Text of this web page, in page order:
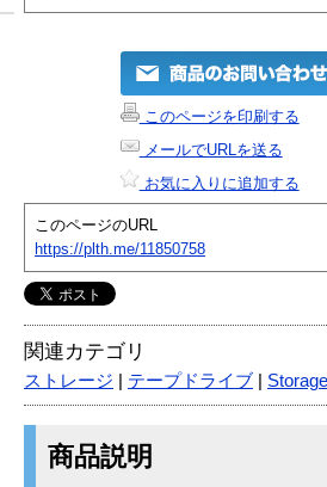
このページを印刷する
メールでURLを送る
お気に入りに追加する
このページのURL
https://plth.me/11850758
関連カテゴリ
ストレージ テープドライブ
商品説明